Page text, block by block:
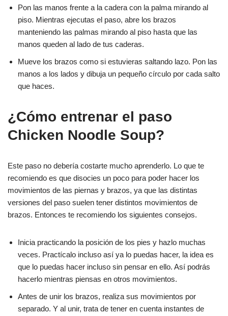
Pon las manos frente a la cadera con la palma mirando al
piso. Mientras ejecutas el paso, abre los brazos
manteniendo las palmas mirando al piso hasta que las
manos queden al lado de tus caderas.
Mueve los brazos como si estuvieras saltando lazo. Pon las
manos a los lados y dibuja un pequeño círculo por cada salto
que haces.
¿Cómo entrenar el paso
Chicken Noodle Soup?
Este paso no debería costarte mucho aprenderlo. Lo que te
recomiendo es que disocies un poco para poder hacer los
movimientos de las piernas y brazos, ya que las distintas
versiones del paso suelen tener distintos movimientos de
brazos. Entonces te recomiendo los siguientes consejos.
Inicia practicando la posición de los pies y hazlo muchas
veces. Practícalo incluso así ya lo puedas hacer, la idea es
que lo puedas hacer incluso sin pensar en ello. Así podrás
hacerlo mientras piensas en otros movimientos.
Antes de unir los brazos, realiza sus movimientos por
separado. Y al unir, trata de tener en cuenta instantes de